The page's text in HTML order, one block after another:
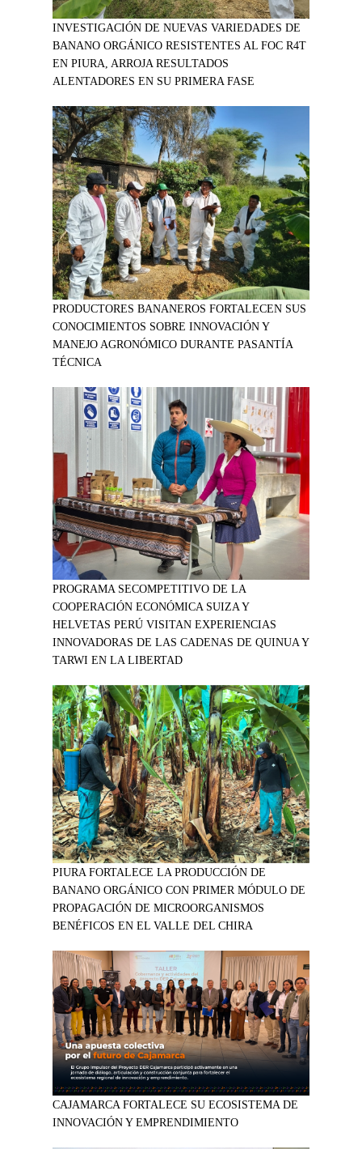
INVESTIGACIÓN DE NUEVAS VARIEDADES DE
BANANO ORGÁNICO RESISTENTES AL FOC R4T
EN PIURA, ARROJA RESULTADOS
ALENTADORES EN SU PRIMERA FASE
PRODUCTORES BANANEROS FORTALECEN SUS
CONOCIMIENTOS SOBRE INNOVACIÓN Y
MANEJO AGRONÓMICO DURANTE PASANTÍA
TÉCNICA
PROGRAMA SECOMPETITIVO DE LA
COOPERACIÓN ECONÓMICA SUIZA Y
HELVETAS PERÚ VISITAN EXPERIENCIAS
INNOVADORAS DE LAS CADENAS DE QUINUA Y
TARWI EN LA LIBERTAD
PIURA FORTALECE LA PRODUCCIÓN DE
BANANO ORGÁNICO CON PRIMER MÓDULO DE
PROPAGACIÓN DE MICROORGANISMOS
BENÉFICOS EN EL VALLE DEL CHIRA
CAJAMARCA FORTALECE SU ECOSISTEMA DE
INNOVACIÓN Y EMPRENDIMIENTO